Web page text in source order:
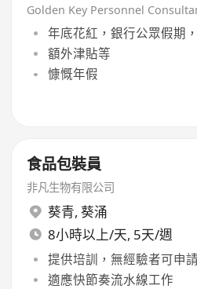
Golden Key Personnel
年底花紅，銀行公眾假期
額外津貼等
慷慨年假
食品包裝員
非凡生物有限公司
葵青, 葵涌
8小時以上/天, 5天/週
提供培訓，無經驗者可申請
適應快節奏流水線工作